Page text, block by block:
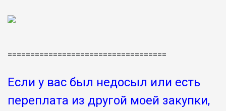
===================================
Если у вас был недосыл или есть
переплата из другой моей закупки,